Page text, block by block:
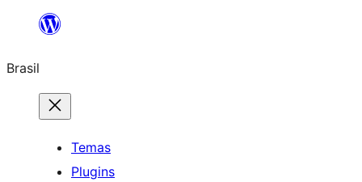
o
conteúdo
Brasil
Temas
Plugins